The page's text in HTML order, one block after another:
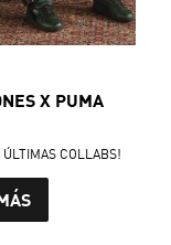
X PUMA
ÚLTIMAS COLLABS!